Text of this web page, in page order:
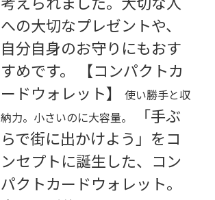
への大切なプレゼントや、
自分自身のお守りにもおす
すめです。 【コンパクトカ
ードウォレット】
使い勝手と収
納力。小さいのに大容量。
「手ぶ
らで街に出かけよう」をコ
ンセプトに誕生した、コン
パクトカードウォレット。